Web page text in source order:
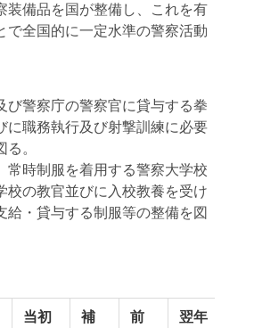
装備品を国が整備し、これを有
で全国的に一定水準の警察活動
警察庁の警察官に貸与する拳
に職務執行及び射撃訓練に必要
。
時制服を着用する警察大学校
校の教官並びに入校教養を受け
給・貸与する制服等の整備を図
当初
補
前
翌年